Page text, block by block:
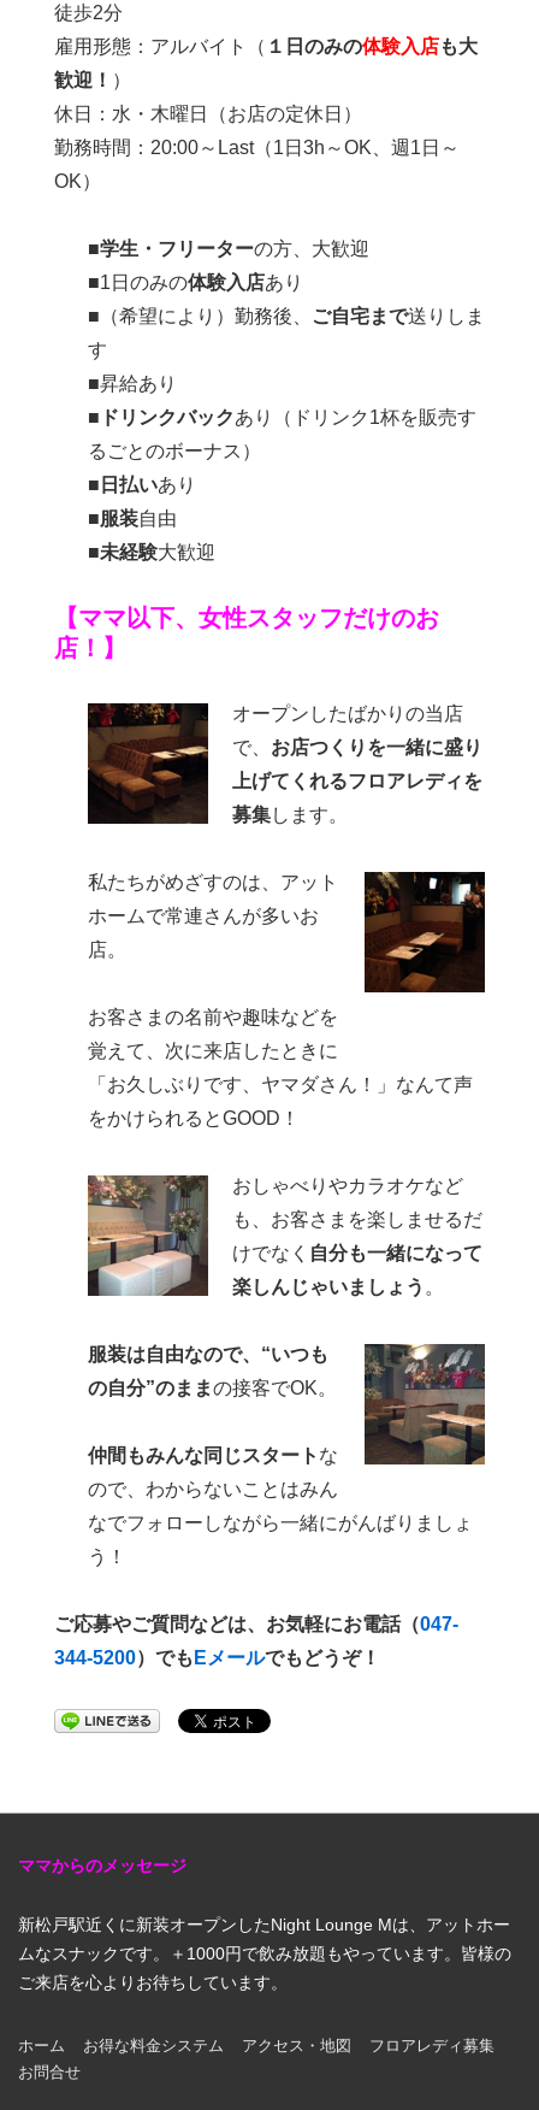
徒歩2分
雇用形態：アルバイト（ １日のみの体験入店も大
歓迎！ ）
休日：水・木曜日（お店の定休日）
勤務時間：20:00～Last（1日3h～OK、週1日～
OK）
■学生・フリーターの方、大歓迎
■1日のみの体験入店あり
■（希望により）勤務後、
ご自宅まで送りしま
す
■昇給あり
■ ドリンクバックあり（ドリンク1杯を販売す
るごとのボーナス）
■ 日払いあり
■服装自由
■未経験大歓迎
【ママ以下、女性スタッフだけのお
店！】
オープンしたばかりの当店
で、 お店つくりを一緒に盛り
上げてくれるフロアレディを
募集します。
私たちがめざすのは、アット
ホームで常連さんが多いお
店。
お客さまの名前や趣味などを
覚えて、次に来店したときに
「お久しぶりです、ヤマダさん！」なんて声
をかけられるとGOOD！
おしゃべりやカラオケなど
も、お客さまを楽しませるだ
けでなく 自分も一緒になって
楽しんじゃいましょう 。
服装は自由なので、“いつも
の自分”のままの接客でOK。
仲間もみんな同じスタート な
ので、わからないことはみん
なでフォローしながら一緒にがんばりましょ
う！
ご応募やご質問などは、お気軽にお電話（047-
344-5200）でも Eメールでもどうぞ！
ママからのメッセージ
新松戸駅近くに新装オープンしたNight Lounge Mは、アットホー
ムなスナックです。＋1000円で飲み放題もやっています。皆様の
ご来店を心よりお待ちしています。
フ
ホーム お得な料金システム アクセス・地図
フロアレディ募集
お問合せ